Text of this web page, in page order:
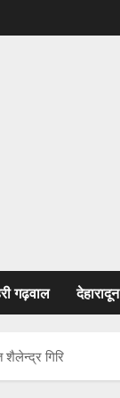
गढ़वाल देहारादून
शैलेन्द्र गिरि